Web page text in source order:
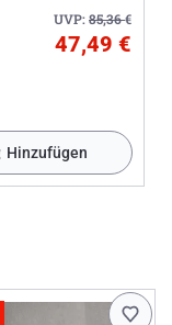
UVP:85,36€
47,49 €
Hinzufügen